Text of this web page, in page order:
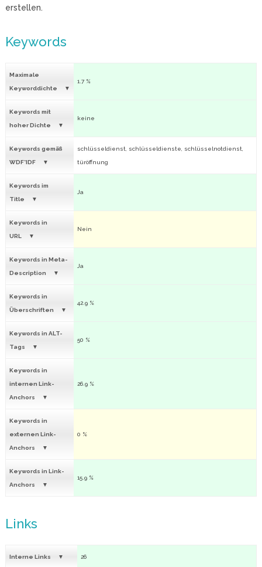
erstellen.
Keywords
Maximale
Keyworddichte
1.7 %
Keywords mit
hoher Dichte
keine
Keywords gemäß
WDF*IDF
schlüsseldienst, schlüsseldienste, schlüsselnotdienst,
türöffnung
Keywords im
Title
Ja
Keywords in
URL
Nein
Keywords in Meta-
Description
Ja
Keywords in
Überschriften
42.9 %
Keywords in ALT-
Tags
50 %
Keywords in
internen Link-
Anchors
26.9 %
Keywords in
externen Link-
Anchors
0 %
Keywords in Link-
Anchors
15.9 %
Links
Interne Links 26